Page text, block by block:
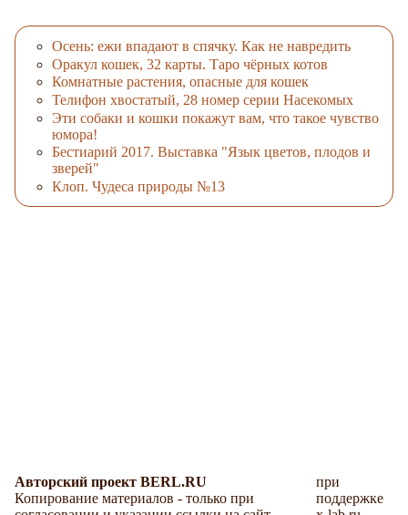
Осень: ежи впадают в спячку. Как не навредить
Оракул кошек, 32 карты. Таро чёрных котов
Комнатные растения, опасные для кошек
Телифон хвостатый, 28 номер серии Насекомых
Эти собаки и кошки покажут вам, что такое чувство
юмора!
Бестиарий 2017. Выставка "Язык цветов, плодов и
зверей"
Клоп. Чудеса природы №13
Авторский проект BERL.RU
Копирование материалов - только при
при
поддержке